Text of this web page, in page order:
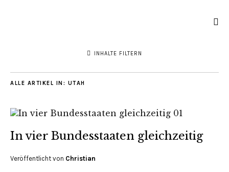
INHALTE FILTERN
ALLE ARTIKEL IN: UTAH
In vier Bundesstaaten gleichzeitig
Veröffentlicht von Christian